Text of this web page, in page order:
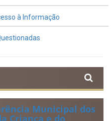
à Informação
Municipal dos
Criança e do